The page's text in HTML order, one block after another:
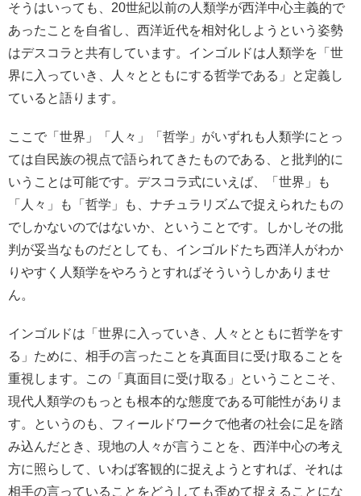
そうはいっても、20世紀以前の人類学が西洋中心主義的で
あったことを自省し、西洋近代を相対化しようという姿勢
はデスコラと共有しています。インゴルドは人類学を「世
界に入っていき、人々とともにする哲学である」と定義し
ていると語ります。
ここで「世界」「人々」「哲学」がいずれも人類学にとっ
ては自民族の視点で語られてきたものである、と批判的に
いうことは可能です。デスコラ式にいえば、「世界」も
「人々」も「哲学」も、ナチュラリズムで捉えられたもの
でしかないのではないか、ということです。しかしその批
判が妥当なものだとしても、インゴルドたち西洋人がわか
りやすく人類学をやろうとすればそういうしかありませ
ん。
インゴルドは「世界に入っていき、人々とともに哲学をす
る」ために、相手の言ったことを真面目に受け取ることを
重視します。この「真面目に受け取る」ということこそ、
現代人類学のもっとも根本的な態度である可能性がありま
す。というのも、フィールドワークで他者の社会に足を踏
み込んだとき、現地の人々が言うことを、西洋中心の考え
方に照らして、いわば客観的に捉えようとすれば、それは
相手の言っていることをどうしても歪めて捉えることにな